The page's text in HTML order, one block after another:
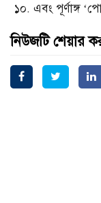
১০. এবং পূর্ণাঙ্গ
নিউজটি শেয়ার